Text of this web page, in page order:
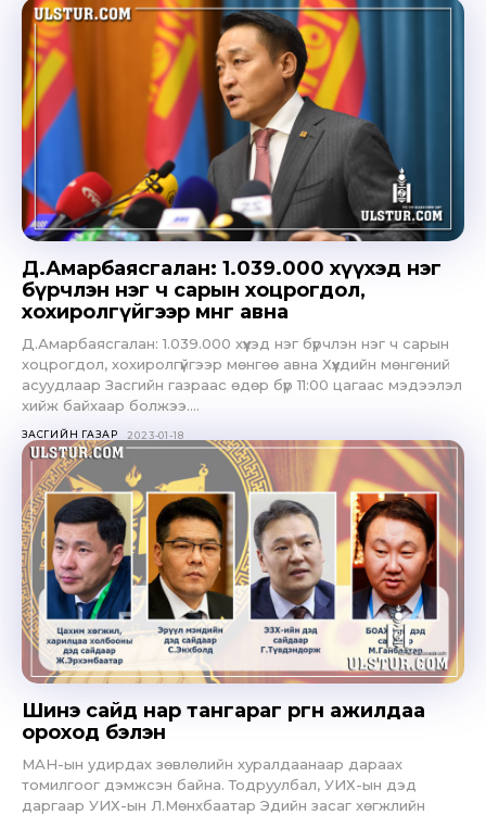
Don't miss
out!
Sing up for our newsletter
SUBSCRIBE
Д.Амарбаясгалан: 1.039.000 хүүхэд нэг
бүрчлэн нэг ч сарын хоцрогдол,
хохиролгүйгээр мөнгөө авна
Д.Амарбаясгалан: 1.039.000 хүүхэд нэг бүрчлэн нэг ч сарын
хоцрогдол, хохиролгүйгээр мөнгөө авна Хүүхдийн мөнгөний
асуудлаар Засгийн газраас өдөр бүр 11:00 цагаас мэдээлэл
хийж байхаар болжээ....
ЗАСГИЙН ГАЗАР 2023-01-18
Шинэ сайд нар тангараг өргөн ажилдаа
ороход бэлэн
МАН-ын удирдах зөвлөлийн хуралдаанаар дараах
томилгоог дэмжсэн байна. Тодруулбал, УИХ-ын дэд
даргаар УИХ-ын Л.Мөнхбаатар Эдийн засаг хөгжлийн